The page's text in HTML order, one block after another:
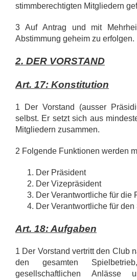
stimmberechtigten Mitgliedern
3 Auf Antrag und mit
Abstimmung geheim zu erfolgen.
2. DER VORSTAND
Art. 17: Konstitution
1 Der Vorstand (ausser
selbst. Er setzt sich aus
Mitgliedern zusammen.
2 Folgende Funktionen werden
Der Präsident
Der Vizepräsident
Der Verantwortliche für die
Der Verantwortliche für
Art. 18: Aufgaben
1 Der Vorstand vertritt den Club
den gesamten
gesellschaftlichen Anlässe